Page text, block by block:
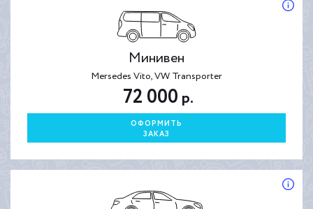
Минивен
Mersedes Vito, VW Transporter
72 000 р.
ОФОРМИТЬ
ЗАКАЗ